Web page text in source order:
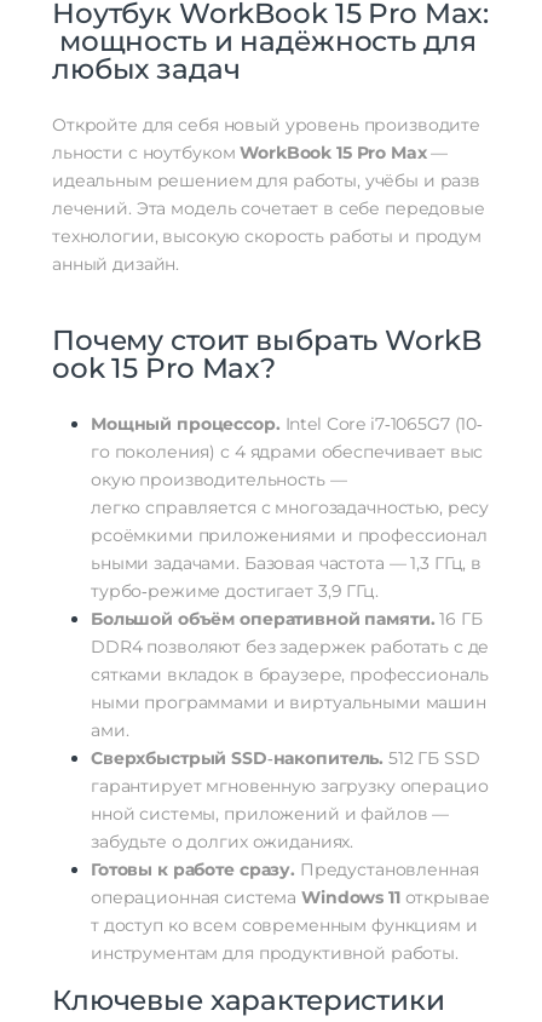
Ноутбук WorkBook15Pro Max:
мощностьи надёжностьдля
любых задач
Откройте для себя новый уровеньпроизводите
льности с ноутбукомWorkBook 15Pro Max—
идеальным решением для работы, учёбы и разв
лечений. Эта модельсочетает в себе передовые
технологии, высокую скорость работы и продум
анный дизайн.
Почему стоитвыбрать WorkB
ook15 Pro Max?
Мощный процессор. Intel Core i7‑1065G7(10‑
го поколения) с 4ядрами обеспечиваетвыс
окуюпроизводительность—
легко справляется с многозадачностью, ресу
рсоёмкими приложениями и профессионал
ьными задачами. Базовая частота —1,3 ГГц, в
турбо‑режиме достигает 3,9 ГГц.
Большой объём оперативной памяти. 16 ГБ
DDR4позволяют беззадержек работать с де
сятками вкладокв браузере, профессиональ
ными программами и виртуальными машин
ами.
Сверхбыстрый SSD‑накопитель. 512 ГБ SSD
гарантируетмгновеннуюзагрузкуоперацио
нной системы, приложений и файлов —
забудьте о долгихожиданиях.
Готовы кработесразу. Предустановленная
операционная системаWindows 11открывае
тдоступ ко всем современным функциям и
инструментам для продуктивной работы.
Ключевые характеристики